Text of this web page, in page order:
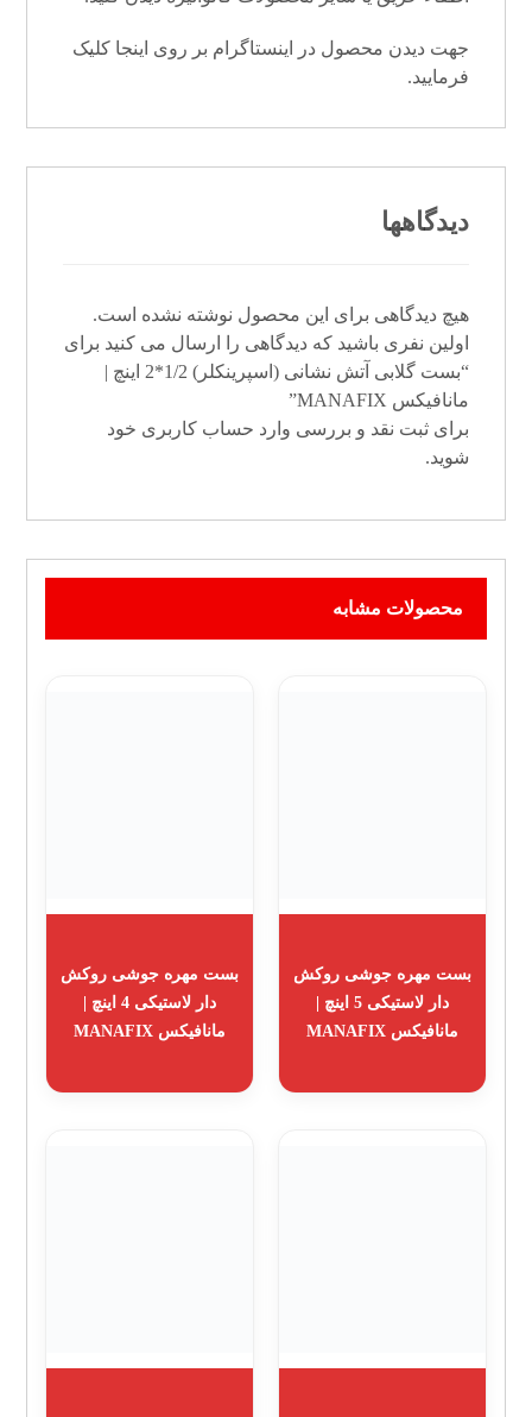
جهت دیدن محصول در اینستاگرام بر روی اینجا کلیک
فرمایید.
دیدگاهها
هیچ دیدگاهی برای این محصول نوشته نشده است.
اولین نفری باشید که دیدگاهی را ارسال می کنید برای
“بست گلابی آتش نشانی (اسپرینکلر) 1/2*2 اینچ |
مانافیکس MANAFIX”
برای ثبت نقد و بررسی وارد حساب کاربری خود
شوید.
محصولات مشابه
بست مهره جوشی روکش
دار لاستیکی 5 اینچ |
مانافیکس MANAFIX
بست مهره جوشی روکش
دار لاستیکی 4 اینچ |
مانافیکس MANAFIX